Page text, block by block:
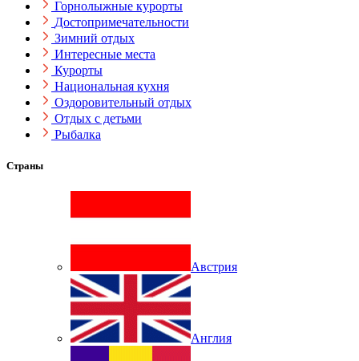
Горнолыжные курорты
Достопримечательности
Зимний отдых
Интересные места
Курорты
Национальная кухня
Оздоровительный отдых
Отдых с детьми
Рыбалка
Страны
Австрия
Англия